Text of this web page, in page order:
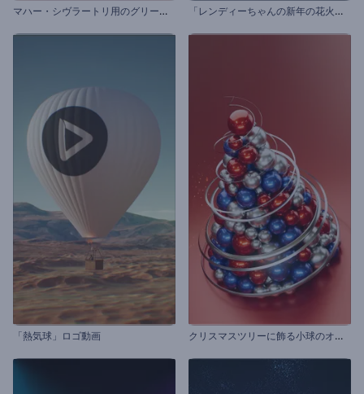
マ
ハー・シヴラートリ用のグリーティング動画 「
レンディーちゃんの新年の花火」イントロ動画
「熱気球」ロゴ動画 ク
リスマスツリーに飾る小球のオープニング